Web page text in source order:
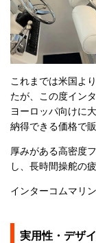
これまでは米国よ
たが、この度イン
ヨーロッパ向けに
納得できる価格で
厚みがある高密度
し、長時間操舵の
インターコムマリ
実用性・デザ